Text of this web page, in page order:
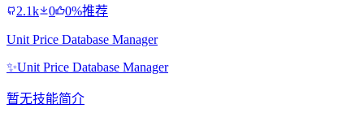
2.1k 0 0%推荐
Unit Price Database Manager
✨Unit Price Database Manager
暂无技能简介